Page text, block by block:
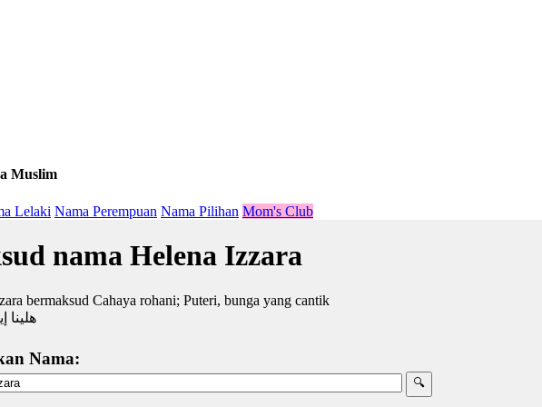
Muslim
Lelaki Nama Perempuan Nama Pilihan Mom's Club
nama Helena Izzara
bermaksud Cahaya rohani; Puteri, bunga yang cantik
هلينا
Nama: